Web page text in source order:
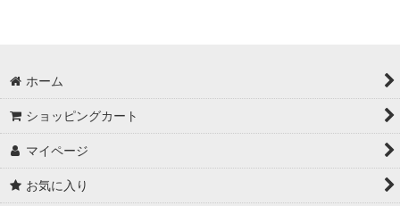
ホーム
ショッピングカート
マイページ
お気に入り